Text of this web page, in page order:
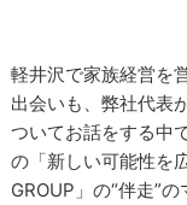
軽井沢で家族経営を
出会いも、弊社代表
ついてお話をする中
の「新しい可能性を
GROUP」の“伴走”